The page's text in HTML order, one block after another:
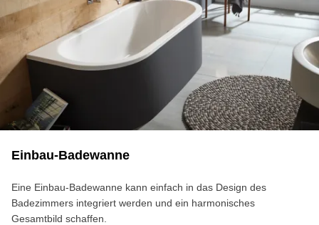
Ein­bau-Ba­de­wan­ne
Eine Einbau-Badewanne kann einfach in das Design des
Badezimmers integriert werden und ein harmonisches
Gesamtbild schaffen.